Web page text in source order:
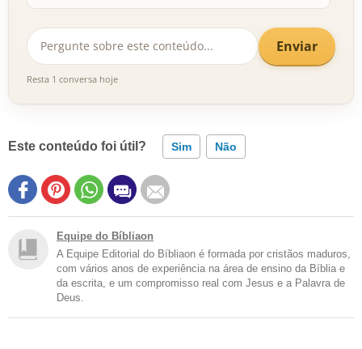
Enviar
Resta 1 conversa hoje
Este conteúdo foi útil? Sim Não
Equipe do Bíbliaon
A Equipe Editorial do Bíbliaon é formada por cristãos maduros,
com vários anos de experiência na área de ensino da Bíblia e
da escrita, e um compromisso real com Jesus e a Palavra de
Deus.